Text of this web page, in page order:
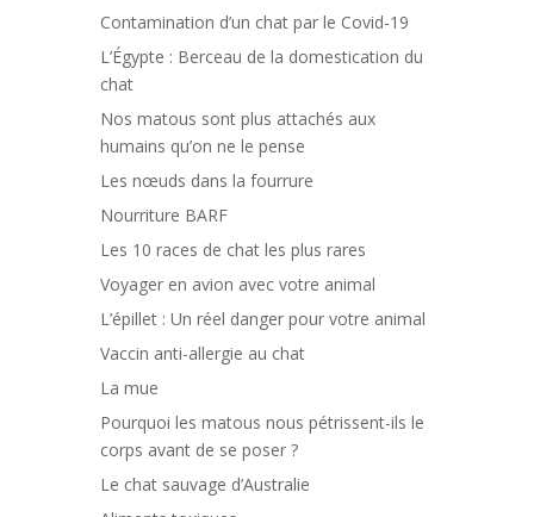
Contamination d’un chat par le Covid-19
L’Égypte : Berceau de la domestication du
chat
Nos matous sont plus attachés aux
humains qu’on ne le pense
Les nœuds dans la fourrure
Nourriture BARF
Les 10 races de chat les plus rares
Voyager en avion avec votre animal
L’épillet : Un réel danger pour votre animal
Vaccin anti-allergie au chat
La mue
Pourquoi les matous nous pétrissent-ils le
corps avant de se poser ?
Le chat sauvage d’Australie